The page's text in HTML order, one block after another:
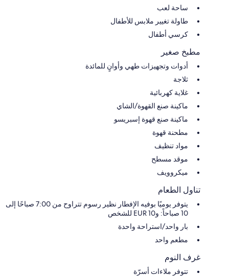
ساحة لعب
طاولة تغيير ملابس للأطفال
كرسي أطفال
مطبخ صغير
أدوات وتجهيزات طهي وأوانٍ للمائدة
ثلاجة
غلاية كهربائية
ماكينة صنع القهوة/الشاي
ماكينة صنع قهوة إسبريسو
مطحنة قهوة
مواد تنظيف
موقد مسطح
ميكروويف
تناول الطعام
يتوفر يوميًا بوفيه الإفطار نظير رسوم تتراوح من 7:00 صباحًا إلى
10 صباحاً: و10 EUR للشخص
بار واحد/استراحة واحدة
مطعم واحد
غرف النوم
تتوفر ملاءات أسرّة